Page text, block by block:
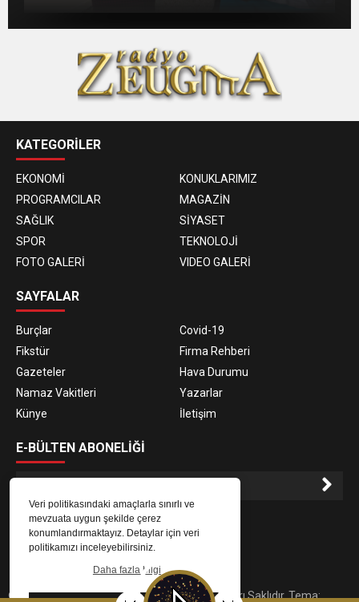
Veri politikasındaki amaçlarla sınırlı ve
mevzuata uygun şekilde çerez
konumlandırmaktayız. Detaylar için veri
politikamızı inceleyebilirsiniz.
Daha fazla bilgi
KATEGORİLER
EKONOMİ
KONUKLARIMIZ
PROGRAMCILAR
MAGAZİN
SAĞLIK
SİYASET
SPOR
TEKNOLOJİ
FOTO GALERİ
VIDEO GALERİ
SAYFALAR
Burçlar
Covid-19
Fikstür
Firma Rehberi
Gazeteler
Hava Durumu
Namaz Vakitleri
Yazarlar
Künye
İletişim
E-BÜLTEN ABONELİĞİ
E-Bülten aboneliği ile haberlere daha hızlı erişin.
© 2023Gaziantep Radyo Zeugma. Tüm Hakları Saklıdır. Tema: